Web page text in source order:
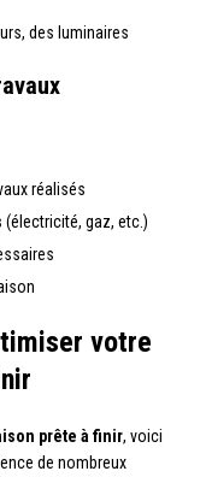
des luminaires
réalisés
(électricité, gaz, etc.)
votre
prête à finir, voici
de nombreux